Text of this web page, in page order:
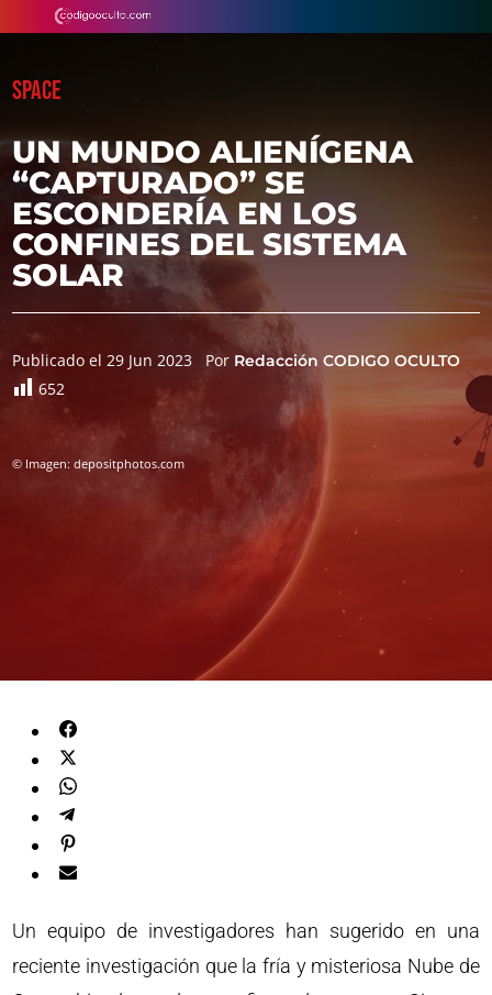
SPACE
UN MUNDO ALIENÍGENA
“CAPTURADO” SE
ESCONDERÍA EN LOS
CONFINES DEL SISTEMA
SOLAR
Publicado el 29 Jun 2023 Por Redacción CODIGO OCULTO
652
© Imagen: depositphotos.com
Un equipo de investigadores han sugerido en una
reciente investigación que la fría y misteriosa Nube de